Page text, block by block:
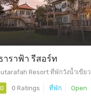
าราฟ้า รีสอร์ท
Resort ที่พักวังน้ำเขียว
0 Ratings ที่พัก Open